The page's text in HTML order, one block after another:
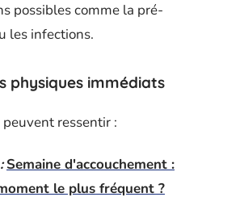
possibles comme la pré-
les infections.
physiques immédiats
ressentir :
Semaine d'accouchement :
le plus fréquent ?